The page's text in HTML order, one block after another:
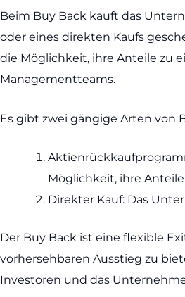
Beim Buy Back kauft das
oder eines direkten Kaufs
die Möglichkeit, ihre Anteile zu
Managementteams.
Es gibt zwei gängige Arten von
Möglichkeit, ihre
Direkter Kauf: Das
Der Buy Back ist eine flexible
vorhersehbaren Ausstieg zu
Investoren und das